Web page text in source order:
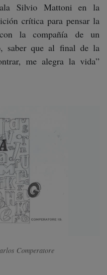
Silvio Mattoni en la
crítica para pensar la
la compañía de un
saber que al final de la
me alegra la vida”
Comperatore